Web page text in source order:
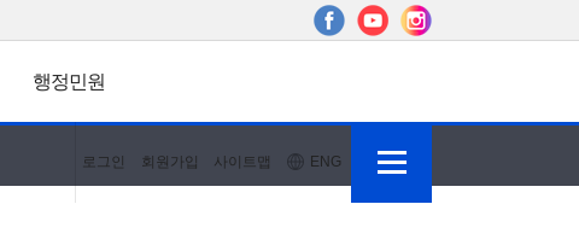
행정민원
로그인 회원가입 사이트맵 ENG